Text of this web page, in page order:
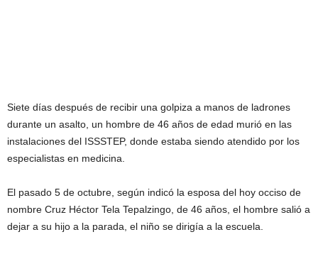
Siete días después de recibir una golpiza a manos de ladrones
durante un asalto, un hombre de 46 años de edad murió en las
instalaciones del ISSSTEP, donde estaba siendo atendido por los
especialistas en medicina.
El pasado 5 de octubre, según indicó la esposa del hoy occiso de
nombre Cruz Héctor Tela Tepalzingo, de 46 años, el hombre salió a
dejar a su hijo a la parada, el niño se dirigía a la escuela.